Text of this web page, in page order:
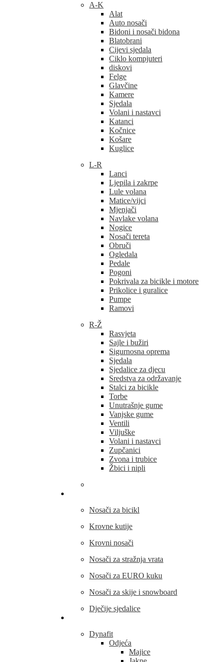
A-K
Alat
Auto nosači
Bidoni i nosači bidona
Blatobrani
Cijevi sjedala
Ciklo kompjuteri
diskovi
Felge
Glavčine
Kamere
Sjedala
Volani i nastavci
Katanci
Kočnice
Košare
Kuglice
L-R
Lanci
Ljepila i zakrpe
Lule volana
Matice/vijci
Mjenjači
Navlake volana
Nogice
Nosači tereta
Obruči
Ogledala
Pedale
Pogoni
Pokrivala za bicikle i motore
Prikolice i guralice
Pumpe
Ramovi
R-Ž
Rasvjeta
Sajle i bužiri
Sigurnosna oprema
Sjedala
Sjedalice za djecu
Sredstva za održavanje
Stalci za bicikle
Torbe
Unutrašnje gume
Vanjske gume
Ventili
Viljuške
Volani i nastavci
Zupčanici
Zvona i trubice
Žbici i nipli
Nosači za bicikl
Krovne kutije
Krovni nosači
Nosači za stražnja vrata
Nosači za EURO kuku
Nosači za skije i snowboard
Dječije sjedalice
Dynafit
Odjeća
Majice